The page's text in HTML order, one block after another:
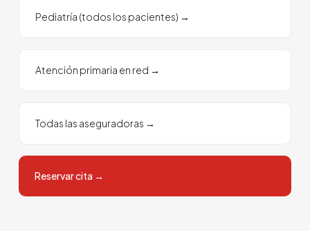
Pediatría (todos los pacientes) →
Atención primaria en red →
Todas las aseguradoras →
Reservar cita →